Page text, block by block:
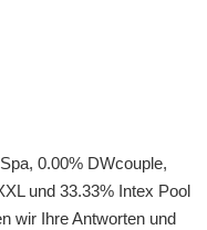
0.00% DWcouple,
und 33.33% Intex Pool
wir Ihre Antworten und